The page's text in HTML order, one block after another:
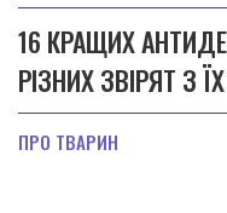
16 КРАЩИХ
РІЗНИХ ЗВІРЯТ З
ПРО ТВАРИН